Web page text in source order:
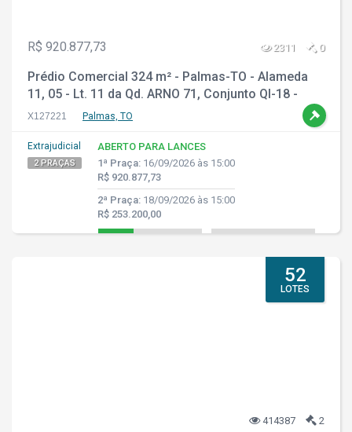
R$ 920.877,73 2311 0
Prédio Comercial 324 m² - Palmas-TO - Alameda
11, 05 - Lt. 11 da Qd. ARNO 71, Conjunto QI-18 -
Plano Diretor Norte
X127221 Palmas, TO
Extrajudicial
2 PRAÇAS
ABERTO PARA LANCES
1ª Praça: 16/09/2026 às 15:00
R$ 920.877,73
2ª Praça: 18/09/2026 às 15:00
R$ 253.200,00
52
LOTES
414387 2